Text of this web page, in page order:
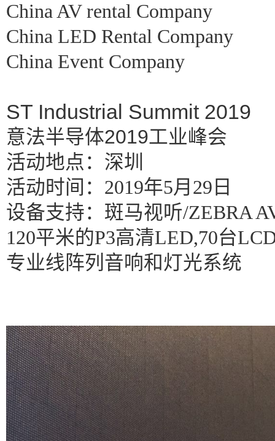
China AV rental Company
China LED Rental Company
China Event Company
ST Industrial Summit 2019
意法半导体2019工业峰会
活动地点：深圳
活动时间：2019年5月29日
设备支持：斑马视听/ZEBRA
120平米的P3高清LED,70台
专业线阵列音响和灯光系统